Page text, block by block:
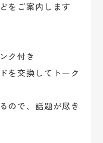
をご案内します
ク付き
を交換してトーク
ので、話題が尽き